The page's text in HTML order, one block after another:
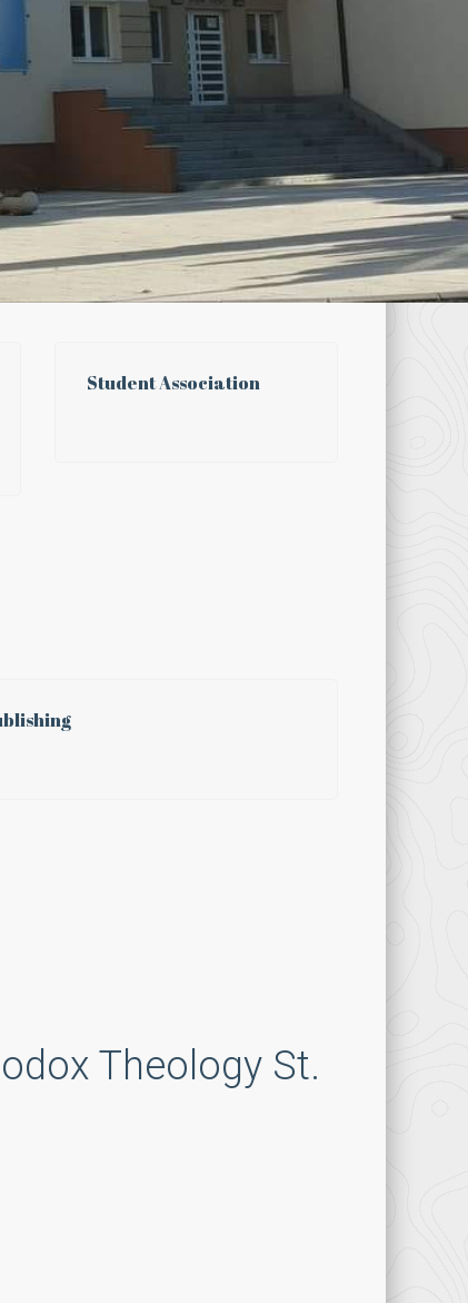
Student Association
Theology St.